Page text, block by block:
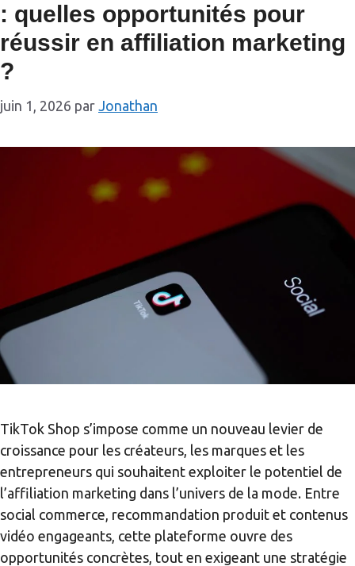
: quelles opportunités pour
réussir en affiliation marketing
?
juin 1, 2026 par Jonathan
TikTok Shop s’impose comme un nouveau levier de
croissance pour les créateurs, les marques et les
entrepreneurs qui souhaitent exploiter le potentiel de
l’affiliation marketing dans l’univers de la mode. Entre
social commerce, recommandation produit et contenus
vidéo engageants, cette plateforme ouvre des
opportunités concrètes, tout en exigeant une stratégie